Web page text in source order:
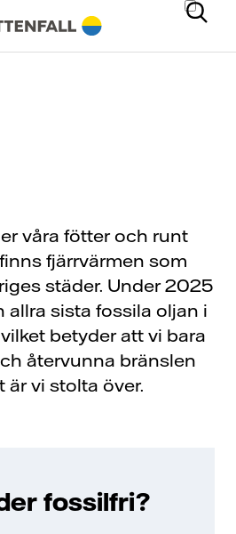
våra fötter och runt
fjärrvärmen som
städer. Under 2025
allra sista fossila oljan i
betyder att vi bara
återvunna bränslen
är vi stolta över.
fossilfri?